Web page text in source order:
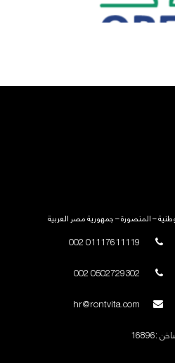
– المنصورة – جمهورية مصر العربية
:16896